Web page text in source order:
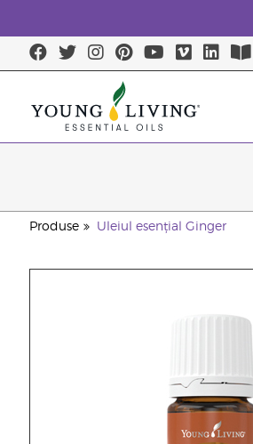
Produse Uleiul esențial Ginger